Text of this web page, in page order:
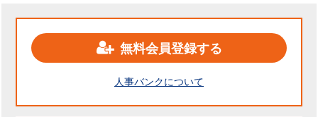
無料会員登録する
人事バンクについて